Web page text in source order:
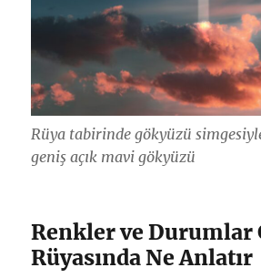
Rüya tabirinde gökyüzü
geniş açık mavi gökyüzü
Renkler ve Durumlar
Rüyasında Ne Anlatır